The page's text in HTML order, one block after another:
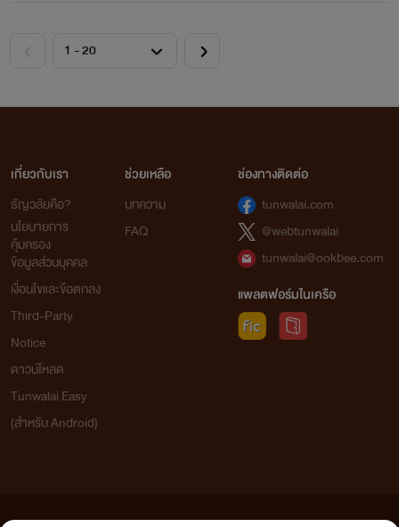
เกี่ยวกับเรา
ธัญวลัยคือ?
นโยบายการ
คุ้มครอง
ข้อมูลส่วนบุคคล
เงื่อนไขและข้อตกลง
Third-Party
Notice
ดาวน์โหลด
Tunwalai Easy
(สำหรับ Android)
ช่วยเหลือ
บทความ
FAQ
ช่องทางติดต่อ
tunwalai.com
@webtunwalai
tunwalai@ookbee.com
แพลตฟอร์มในเครือ